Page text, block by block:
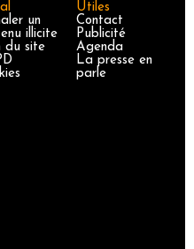
un
illicite
du site
Utiles
Contact
Publicité
Agenda
La presse en
parle